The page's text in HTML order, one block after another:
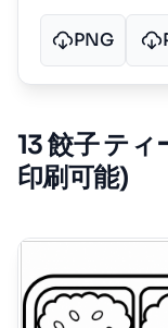
PNG
13 餃子 テ
印刷可能)